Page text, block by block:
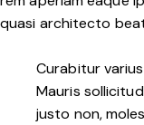
quasi architecto
Curabitur
Mauris
justo non,